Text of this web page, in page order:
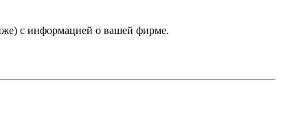
с информацией о вашей фирме.